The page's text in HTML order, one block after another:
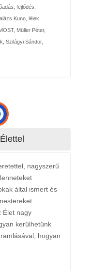
fejlődés
Kuno, lélek
, Müller Péter,
Szilágyi Sándor,
nagyszerű
által ismert és
Élet nagy
kerülhetünk
hogyan